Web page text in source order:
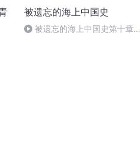
被遗忘的海上中国史
被遗忘的海上中国史第十章明